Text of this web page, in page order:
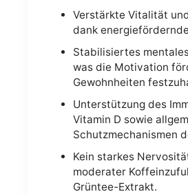
Verstärkte Vitalität
dank
Stabilisiertes
was die Motivation
Gewohnheiten
Unterstützung des
Vitamin D sowie
Schutzmechanismen
Kein starkes
moderater
Grüntee-Extrakt.